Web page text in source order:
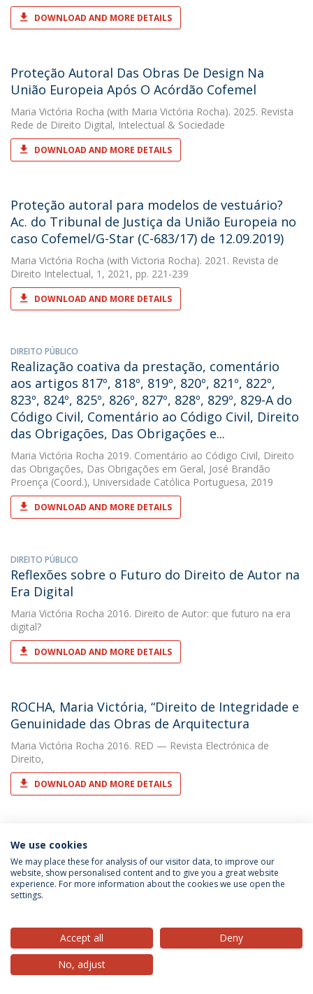
DOWNLOAD AND MORE DETAILS
Proteção Autoral Das Obras De Design Na
União Europeia Após O Acórdão Cofemel
Maria Victória Rocha (with Maria Victória Rocha). 2025. Revista
Rede de Direito Digital, Intelectual & Sociedade
DOWNLOAD AND MORE DETAILS
Proteção autoral para modelos de vestuário?
Ac. do Tribunal de Justiça da União Europeia no
caso Cofemel/G-Star (C-683/17) de 12.09.2019)
Maria Victória Rocha (with Victoria Rocha). 2021. Revista de
Direito Intelectual, 1, 2021, pp. 221-239
DOWNLOAD AND MORE DETAILS
DIREITO PÚBLICO
Realização coativa da prestação, comentário
aos artigos 817º, 818º, 819º, 820º, 821º, 822º,
823º, 824º, 825º, 826º, 827º, 828º, 829º, 829-A do
Código Civil, Comentário ao Código Civil, Direito
das Obrigações, Das Obrigações e...
Maria Victória Rocha 2019. Comentário ao Código Civil, Direito
das Obrigações, Das Obrigações em Geral, José Brandão
Proença (Coord.), Universidade Católica Portuguesa, 2019
DOWNLOAD AND MORE DETAILS
DIREITO PÚBLICO
Reflexões sobre o Futuro do Direito de Autor na
Era Digital
Maria Victória Rocha 2016. Direito de Autor: que futuro na era
digital?
DOWNLOAD AND MORE DETAILS
ROCHA, Maria Victória, “Direito de Integridade e
Genuinidade das Obras de Arquitectura
Maria Victória Rocha 2016. RED — Revista Electrónica de
Direito,
DOWNLOAD AND MORE DETAILS
The Mondrian Cake: may Intellectual Property
protect signature food?
Maria Victória Rocha(with Maria Victória Rocha). 2019. Revista
Electrónica de Direito
DIREITO PÚBLICO
We use cookies
We may place these for analysis of our visitor data, to improve our
website, show personalised content and to give you a great website
experience. For more information about the cookies we use open the
settings.
Accept all
Deny
No, adjust